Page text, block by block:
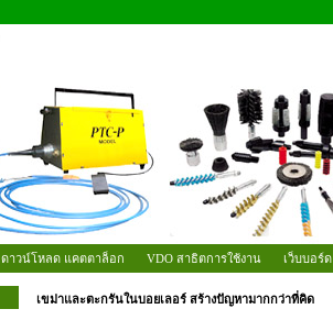
ดาวน์โหลด แคตตาล็อก VDO สาธิตการใช้งาน เว็บบอร์ด
เขม่าและตะกรันในบอยเลอร์ สร้างปัญหามากกว่าที่คิด